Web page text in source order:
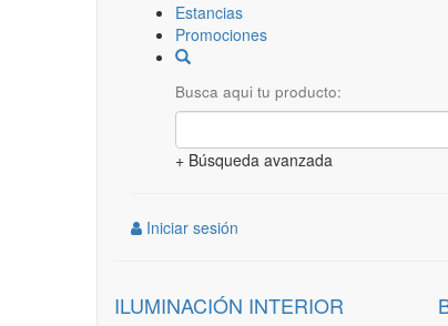
Estancias
Promociones
Busca aqui tu producto:
+ Búsqueda avanzada
Iniciar sesión
ILUMINACIÓN INTERIOR